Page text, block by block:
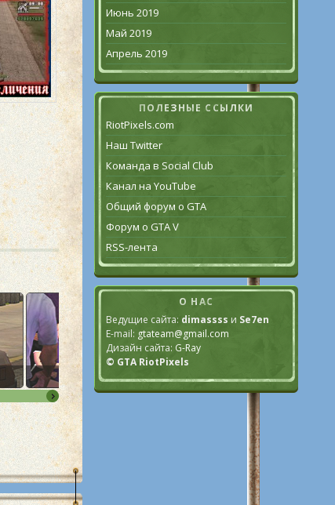
44. Jizzy 45. T-Bone Mendez
Июнь 2019
Май 2019
Апрель 2019
ПОЛЕЗНЫЕ ССЫЛКИ
RiotPixels.com
Наш Twitter
Команда в Social Club
Канал на YouTube
Общий форум о GTA
Форум о GTA V
RSS-лента
О НАС
Ведущие сайта: dimassss и Se7en
E-mail: gtateam@gmail.com
Дизайн сайта: G-Ray
© GTA RiotPixels